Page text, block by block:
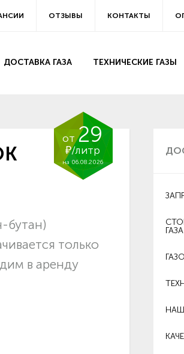
ОТЗЫВЫ КОНТАКТЫ
ДОСТАВКА ГАЗА ТЕХНИЧЕСКИЕ ГАЗЫ
от29
₽/литр
на 06.08.2026
бутан)
только
в аренду
ГАЗА